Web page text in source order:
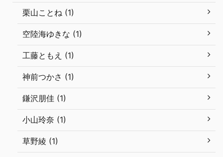
栗山ことね (1)
空陸海ゆきな (1)
工藤ともえ (1)
神前つかさ (1)
鎌沢朋佳 (1)
小山玲奈 (1)
草野綾 (1)